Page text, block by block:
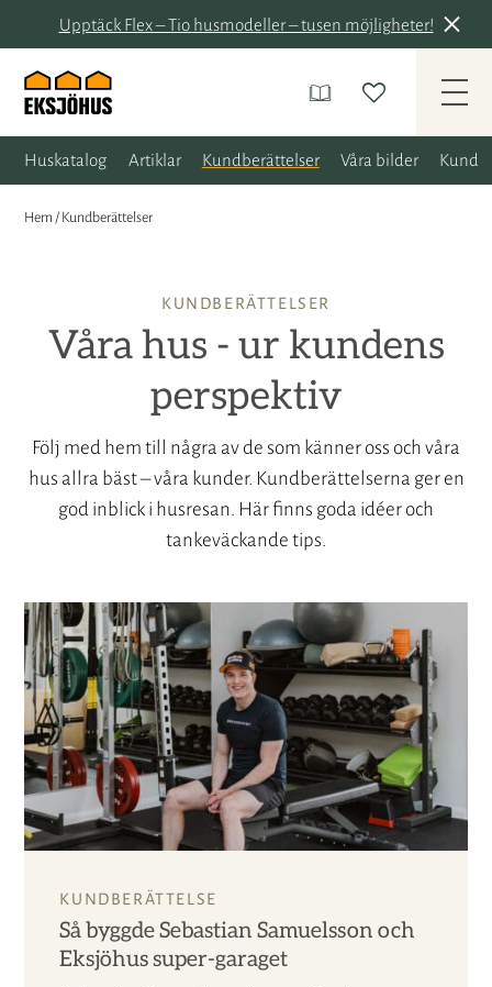
Upptäck Flex – Tio husmodeller – tusen möjligheter!
Huskatalog Artiklar Kundberättelser Våra bilder
Hem / Kundberättelser
Våra hus - ur kundens
perspektiv
KUNDBERÄTTELSER
Följ med hem till några av de som känner oss och våra
hus allra bäst – våra kunder. Kundberättelserna ger en
god inblick i husresan. Här finns goda idéer och
tankeväckande tips.
KUNDBERÄTTELSE
Så byggde Sebastian Samuelsson och
Eksjöhus super-garaget